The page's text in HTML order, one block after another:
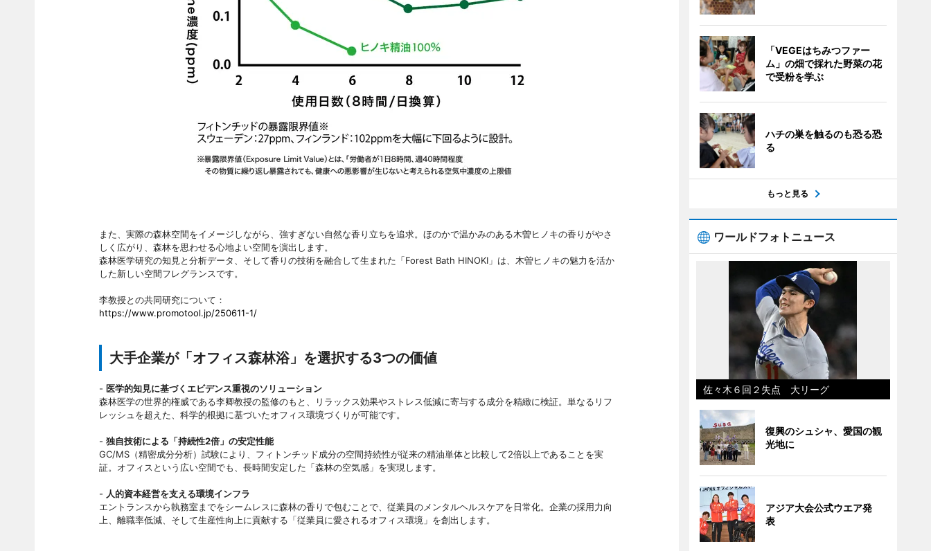
また、実際の森林空間をイメージしながら、強すぎない自然な香り立ちを追求。ほのかで温かみのある木曽ヒノキの香りがやさ
しく広がり、森林を思わせる心地よい空間を演出します。
森林医学研究の知見と分析データ、そして香りの技術を融合して生まれた「Forest Bath HINOKI」は、木曽ヒノキの魅力を活か
した新しい空間フレグランスです。
李教授との共同研究について：
https://www.promotool.jp/250611-1/
大手企業が「オフィス森林浴」を選択する3つの価値
- 医学的知見に基づくエビデンス重視のソリューション
森林医学の世界的権威である李卿教授の監修のもと、リラックス効果やストレス低減に寄与する成分を精緻に検証。単なるリフ
レッシュを超えた、科学的根拠に基づいたオフィス環境づくりが可能です。
- 独自技術による「持続性2倍」の安定性能
GC/MS（精密成分分析）試験により、フィトンチッド成分の空間持続性が従来の精油単体と比較して2倍以上であることを実
証。オフィスという広い空間でも、長時間安定した「森林の空気感」を実現します。
- 人的資本経営を支える環境インフラ
エントランスから執務室までをシームレスに森林の香りで包むことで、従業員のメンタルヘルスケアを日常化。企業の採用力向
上、離職率低減、そして生産性向上に貢献する「従業員に愛されるオフィス環境」を創出します。
「VEGEはちみつファー
ム」の畑で採れた野菜の花
で受粉を学ぶ
ハチの巣を触るのも恐る恐
る
もっと見る
ワールドフォトニュース
佐々木６回２失点 大リーグ
復興のシュシャ、愛国の観
光地に
アジア大会公式ウエア発
表